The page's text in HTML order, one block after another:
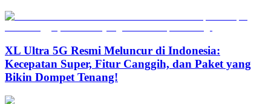
XL Ultra 5G Resmi Meluncur di Indonesia:
Kecepatan Super, Fitur Canggih, dan Paket yang
Bikin Dompet Tenang!